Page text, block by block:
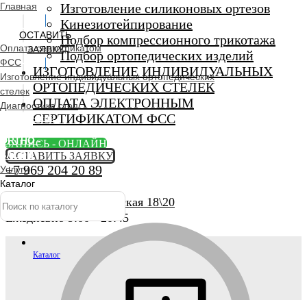
Изготовление силиконовых ортезов
Кинезиотейпирование
Подбор компрессионного трикотажа
Подбор ортопедических изделий
ИЗГОТОВЛЕНИЕ ИНДИВИДУАЛЬНЫХ
ОРТОПЕДИЧЕСКИХ СТЕЛЕК
ОПЛАТА ЭЛЕКТРОННЫМ
СЕРТИФИКАТОМ ФСС
ЗАПИСЬ - ОНЛАЙН
ОСТАВИТЬ ЗАЯВКУ
+7 969 204 20 89
г. Люберцы, Смирновская 18\20
Ежедневно 9:00 - 20:45
Каталог
Главная
ОСТАВИТЬ
ЗАЯВКУ
Оплата сертификатом
ФСС
Изготовление индивидуальных ортопедических
стелек
Диагностика стоп
Ортопедический
ORTHO -
SALON
Услуги
Каталог